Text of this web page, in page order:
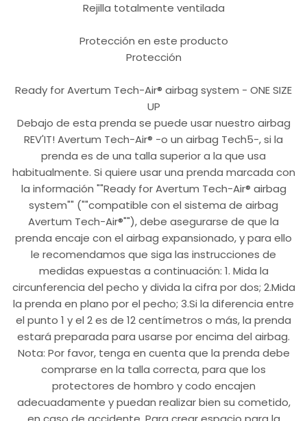
Rejilla totalmente ventilada
Protección en este producto
Protección
Ready for Avertum Tech-Air® airbag system - ONE SIZE
UP
Debajo de esta prenda se puede usar nuestro airbag
REV'IT! Avertum Tech-Air® -o un airbag Tech5-, si la
prenda es de una talla superior a la que usa
habitualmente. Si quiere usar una prenda marcada con
la información ""Ready for Avertum Tech-Air® airbag
system"" (""compatible con el sistema de airbag
Avertum Tech-Air®""), debe asegurarse de que la
prenda encaje con el airbag expansionado, y para ello
le recomendamos que siga las instrucciones de
medidas expuestas a continuación: 1. Mida la
circunferencia del pecho y divida la cifra por dos; 2.Mida
la prenda en plano por el pecho; 3.Si la diferencia entre
el punto 1 y el 2 es de 12 centímetros o más, la prenda
estará preparada para usarse por encima del airbag.
Nota: Por favor, tenga en cuenta que la prenda debe
comprarse en la talla correcta, para que los
protectores de hombro y codo encajen
adecuadamente y puedan realizar bien su cometido,